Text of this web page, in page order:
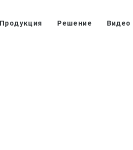
Решение Видео